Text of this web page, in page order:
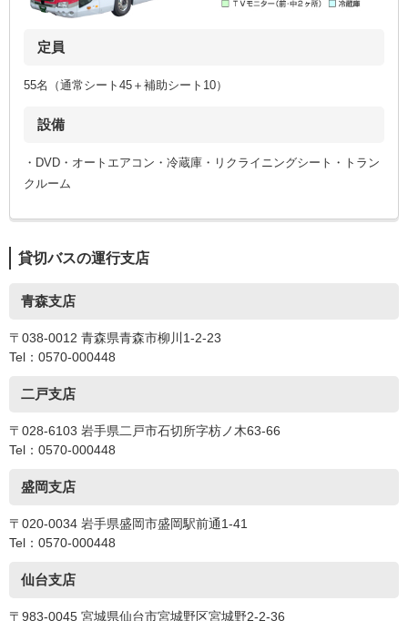
定員
55名（通常シート45＋補助シート10）
設備
・DVD・オートエアコン・冷蔵庫・リクライニングシート・トラン
クルーム
貸切バスの運行支店
青森支店
〒038-0012 青森県青森市柳川1-2-23
Tel：0570-000448
二戸支店
〒028-6103 岩手県二戸市石切所字枋ノ木63-66
Tel：0570-000448
盛岡支店
〒020-0034 岩手県盛岡市盛岡駅前通1-41
Tel：0570-000448
仙台支店
〒983-0045 宮城県仙台市宮城野区宮城野2-2-36